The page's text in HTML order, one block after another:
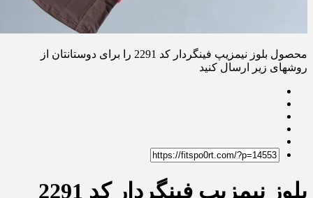
محصول بلوز نیمزیپ فینگردار کد 2291 را برای دوستانتان از
روشهای زیر ارسال کنید
بلوز نیمزیپ فینگردار کد 2291